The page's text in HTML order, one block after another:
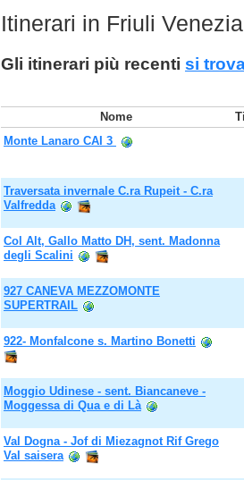
Itinerari in Friuli
Gli itinerari più recenti si
Nome
Monte Lanaro CAI 3
Traversata invernale C.ra Rupeit - C.ra
Valfredda
Col Alt, Gallo Matto DH, sent. Madonna
degli Scalini
927 CANEVA MEZZOMONTE
SUPERTRAIL
922- Monfalcone s. Martino Bonetti
Moggio Udinese - sent. Biancaneve -
Moggessa di Qua e di Là
Val Dogna - Jof di Miezagnot Rif Grego
Val saisera